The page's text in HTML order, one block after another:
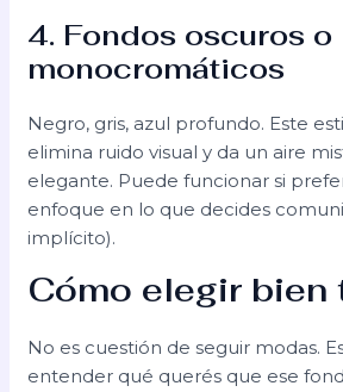
4. Fondos oscuros o
monocromáticos
Negro, gris, azul profundo. Este
elimina ruido visual y da un aire
elegante. Puede funcionar si
enfoque en lo que decides
implícito).
Cómo elegir bien
No es cuestión de seguir modas.
entender qué querés que ese